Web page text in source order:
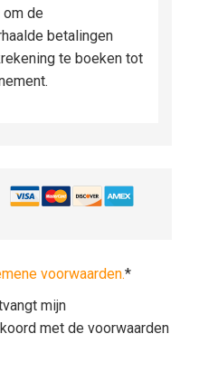
de
betalingen
te boeken tot
voorwaarden.*
mijn
met de voorwaarden